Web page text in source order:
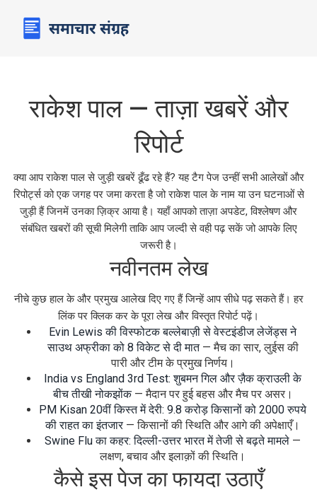
राकेश पाल — ताज़ा खबरें और
रिपोर्ट
क्या आप राकेश पाल से जुड़ी खबरें ढूँढ रहे हैं? यह टैग पेज उन्हीं सभी आलेखों और
रिपोर्ट्स को एक जगह पर जमा करता है जो राकेश पाल के नाम या उन घटनाओं से
जुड़ी हैं जिनमें उनका ज़िक्र आया है। यहाँ आपको ताज़ा अपडेट, विश्लेषण और
संबंधित खबरों की सूची मिलेगी ताकि आप जल्दी से वही पढ़ सकें जो आपके लिए
जरूरी है।
नवीनतम लेख
नीचे कुछ हाल के और प्रमुख आलेख दिए गए हैं जिन्हें आप सीधे पढ़ सकते हैं। हर
लिंक पर क्लिक कर के पूरा लेख और विस्तृत रिपोर्ट पढ़ें।
Evin Lewis की विस्फोटक बल्लेबाज़ी से वेस्टइंडीज लेजेंड्स ने
साउथ अफ्रीका को 8 विकेट से दी मात— मैच का सार, लुईस की
पारी और टीम के प्रमुख निर्णय।
India vs England 3rd Test: शुबमन गिल और ज़ैक क्राउली के
बीच तीखी नोकझोंक— मैदान पर हुई बहस और मैच पर असर।
PM Kisan 20वीं किस्त में देरी: 9.8 करोड़ किसानों को 2000 रुपये
की राहत का इंतजार— किसानों की स्थिति और आगे की अपेक्षाएँ।
Swine Flu का कहर: दिल्ली-उत्तर भारत में तेजी से बढ़ते मामले —
लक्षण, बचाव और इलाक़ों की स्थिति।
कैसे इस पेज का फायदा उठाएँ